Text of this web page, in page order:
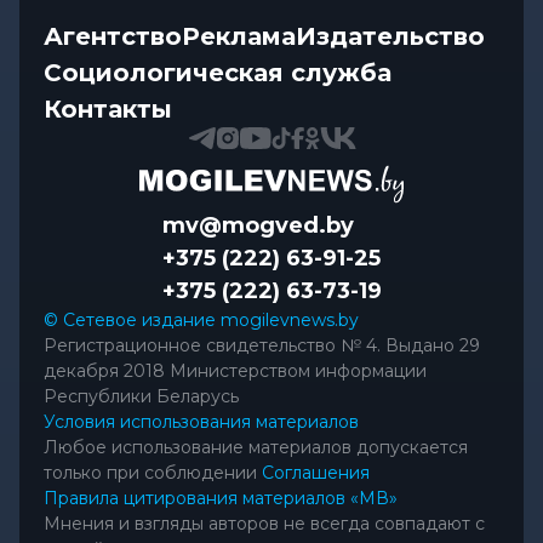
АгентствоРекламаИздательство
Социологическая служба
Контакты
mv@mogved.by
+375 (222) 63-91-25
+375 (222) 63-73-19
© Сетевое издание mogilevnews.by
Регистрационное свидетельство № 4. Выдано 29
декабря 2018 Министерством информации
Республики Беларусь
Условия использования материалов
Любое использование материалов допускается
только при соблюдении Соглашения
Правила цитирования материалов «МВ»
Мнения и взгляды авторов не всегда совпадают с